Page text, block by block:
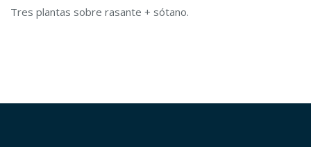
Tres plantas sobre rasante + sótano.